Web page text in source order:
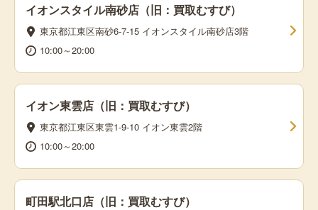
イオンスタイル南砂店（旧：買取むすび）
東京都江東区南砂6-7-15 イオンスタイル南砂店3階
10:00～20:00
イオン東雲店（旧：買取むすび）
東京都江東区東雲1-9-10 イオン東雲2階
10:00～20:00
町田駅北口店（旧：買取むすび）